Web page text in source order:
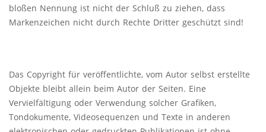
bloßen Nennung ist nicht der Schluß zu ziehen, dass
Markenzeichen nicht durch Rechte Dritter geschützt sind!
Das Copyright für veröffentlichte, vom Autor selbst erstellte
Objekte bleibt allein beim Autor der Seiten. Eine
Vervielfältigung oder Verwendung solcher Grafiken,
Tondokumente, Videosequenzen und Texte in anderen